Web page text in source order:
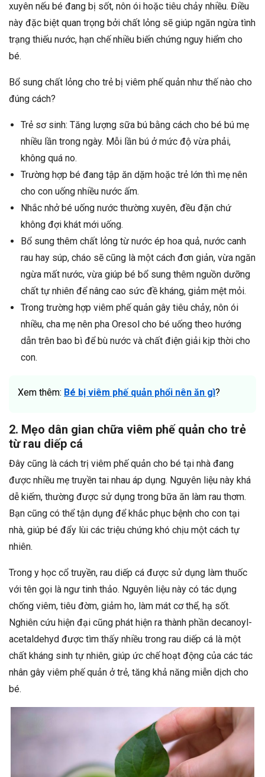
xuyên nếu bé đang bị sốt, nôn ói hoặc tiêu chảy nhiều. Điều
này đặc biệt quan trọng bởi chất lỏng sẽ giúp ngăn ngừa tình
trạng thiếu nước, hạn chế nhiều biến chứng nguy hiểm cho
bé.
Bổ sung chất lỏng cho trẻ bị viêm phế quản như thế nào cho
đúng cách?
Trẻ sơ sinh: Tăng lượng sữa bú bằng cách cho bé bú mẹ
nhiều lần trong ngày. Mỗi lần bú ở mức độ vừa phải,
không quá no.
Trường hợp bé đang tập ăn dặm hoặc trẻ lớn thì mẹ nên
cho con uống nhiều nước ấm.
Nhắc nhở bé uống nước thường xuyên, đều đặn chứ
không đợi khát mới uống.
Bổ sung thêm chất lỏng từ nước ép hoa quả, nước canh
rau hay súp, cháo sẽ cũng là một cách đơn giản, vừa ngăn
ngừa mất nước, vừa giúp bé bổ sung thêm nguồn dưỡng
chất tự nhiên để nâng cao sức đề kháng, giảm mệt mỏi.
Trong trường hợp viêm phế quản gây tiêu chảy, nôn ói
nhiều, cha mẹ nên pha Oresol cho bé uống theo hướng
dẫn trên bao bì để bù nước và chất điện giải kịp thời cho
con.
Xem thêm: Bé bị viêm phế quản phổi nên ăn gì?
2. Mẹo dân gian chữa viêm phế quản cho trẻ
từ rau diếp cá
Đây cũng là cách trị viêm phế quản cho bé tại nhà đang
được nhiều mẹ truyền tai nhau áp dụng. Nguyên liệu này khá
dễ kiếm, thường được sử dụng trong bữa ăn làm rau thơm.
Bạn cũng có thể tận dụng để khắc phục bệnh cho con tại
nhà, giúp bé đẩy lùi các triệu chứng khó chịu một cách tự
nhiên.
Trong y học cổ truyền, rau diếp cá được sử dụng làm thuốc
với tên gọi là ngư tinh thảo. Nguyên liệu này có tác dụng
chống viêm, tiêu đờm, giảm ho, làm mát cơ thể, hạ sốt.
Nghiên cứu hiện đại cũng phát hiện ra thành phần decanoyl-
acetaldehyd được tìm thấy nhiều trong rau diếp cá là một
chất kháng sinh tự nhiên, giúp ức chế hoạt động của các tác
nhân gây viêm phế quản ở trẻ, tăng khả năng miễn dịch cho
bé.